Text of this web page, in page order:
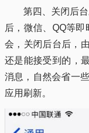
第四、关闭后
后，微信、QQ等
会，关闭后台后，
还是能接受到的，
消息，自然会省一
应用刷新。